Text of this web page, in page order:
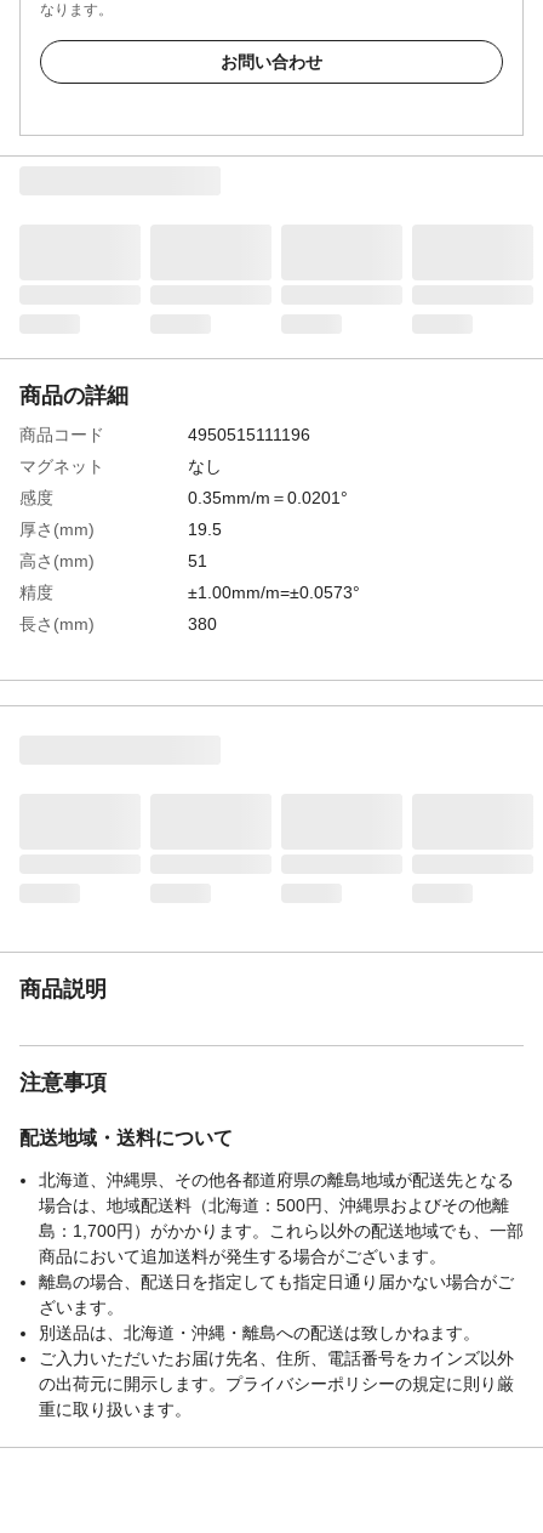
なります。
お問い合わせ
商品の詳細
商品コード
4950515111196
マグネット
なし
感度
0.35mm/m＝0.0201°
厚さ(mm)
19.5
高さ(mm)
51
精度
±1.00mm/m=±0.0573°
長さ(mm)
380
気泡管色
レッド
商品説明
注意事項
配送地域・送料について
北海道、沖縄県、その他各都道府県の離島地域が配送先となる
場合は、地域配送料（北海道：500円、沖縄県およびその他離
島：1,700円）がかかります。これら以外の配送地域でも、一部
商品において追加送料が発生する場合がございます。
離島の場合、配送日を指定しても指定日通り届かない場合がご
ざいます。
別送品は、北海道・沖縄・離島への配送は致しかねます。
ご入力いただいたお届け先名、住所、電話番号をカインズ以外
の出荷元に開示します。プライバシーポリシーの規定に則り厳
重に取り扱います。